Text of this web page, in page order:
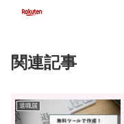
関連記事
退職届